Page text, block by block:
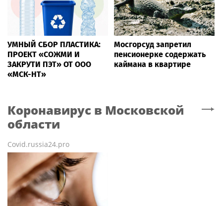
УМНЫЙ СБОР ПЛАСТИКА:
ПРОЕКТ «СОЖМИ И
ЗАКРУТИ ПЭТ» ОТ ООО
«МСК-НТ»
Мосгорсуд запретил
пенсионерке содержать
каймана в квартире
Коронавирус в Московской
области
Covid.russia24.pro